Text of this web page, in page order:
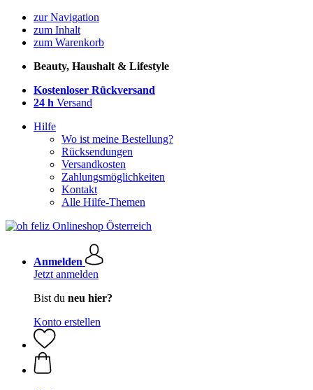
zur Navigation
zum Inhalt
zum Warenkorb
Beauty, Haushalt & Lifestyle
Kostenloser Rückversand
24 h Versand
Hilfe
Wo ist meine Bestellung?
Rücksendungen
Versandkosten
Zahlungsmöglichkeiten
Kontakt
Alle Hilfe-Themen
Anmelden
Jetzt anmelden
Bist du neu hier?
Konto erstellen